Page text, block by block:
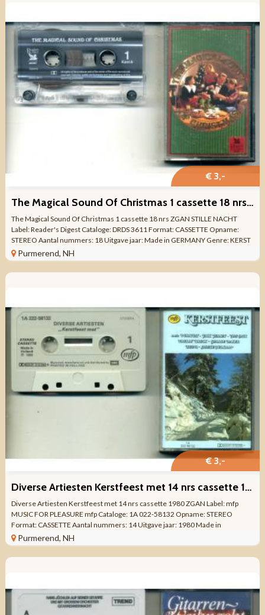
€ 3,-
The Magical Sound Of Christmas 1 cassette 18 nrs ZGAN
The Magical Sound Of Christmas 1 cassette 18 nrs ZGAN STILLE NACHT
Label: Reader's Digest Cataloge: DRDS 3611 Format: CASSETTE Opname:
STEREO Aantal nummers: 18 Uitgave jaar: Made in GERMANY Genre: KERST
Choral, Religious, ...
Purmerend, NH
€ 3,-
Diverse Artiesten Kerstfeest met 14 nrs cassette 1980 ZGAN
Diverse Artiesten Kerstfeest met 14 nrs cassette 1980 ZGAN Label: mfp
MUSIC FOR PLEASURE mfp Cataloge: 1A 022-58132 Opname: STEREO
Format: CASSETTE Aantal nummers: 14 Uitgave jaar: 1980 Made in
HOLLAND Genre: KERST DIVERSE ...
Purmerend, NH